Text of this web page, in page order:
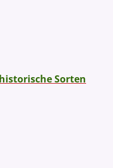
Sorten